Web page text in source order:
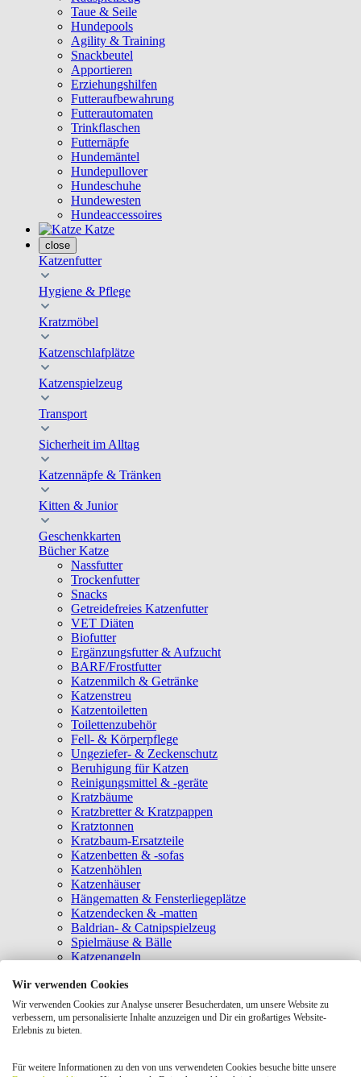
Taue & Seile
Hundepools
Agility & Training
Snackbeutel
Apportieren
Erziehungshilfen
Futteraufbewahrung
Futterautomaten
Trinkflaschen
Futternäpfe
Hundemäntel
Hundepullover
Hundeschuhe
Hundewesten
Hundeaccessoires
Katze
close
Katzenfutter
Hygiene & Pflege
Kratzmöbel
Katzenschlafplätze
Katzenspielzeug
Transport
Sicherheit im Alltag
Katzennäpfe & Tränken
Kitten & Junior
Geschenkkarten
Bücher Katze
Nassfutter
Trockenfutter
Snacks
Getreidefreies Katzenfutter
VET Diäten
Biofutter
Ergänzungsfutter & Aufzucht
BARF/Frostfutter
Katzenmilch & Getränke
Katzenstreu
Katzentoiletten
Toilettenzubehör
Fell- & Körperpflege
Ungeziefer- & Zeckenschutz
Beruhigung für Katzen
Reinigungsmittel & -geräte
Kratzbäume
Kratzbretter & Kratzpappen
Kratztonnen
Kratzbaum-Ersatzteile
Katzenbetten & -sofas
Katzenhöhlen
Katzenhäuser
Hängematten & Fensterliegeplätze
Katzendecken & -matten
Baldrian- & Catnipspielzeug
Spielmäuse & Bälle
Katzenangeln
Laserpointer & Elektrospielzeug
Katzentunnel
Clicker & Target Sticks für Katzen
Weiteres Katzenspielzeug
Tragetaschen
Wir verwenden Cookies
Wir verwenden Cookies zur Analyse unserer Besucherdaten, um unsere Website zu
verbessern, um personalisierte Inhalte anzuzeigen und Dir ein großartiges Website-
Erlebnis zu bieten.
Für weitere Informationen zu den von uns verwendeten Cookies besuche bitte unsere